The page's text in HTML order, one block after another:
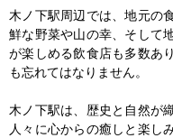
木ノ下駅周辺では、地元の
鮮な野菜や山の幸、そして
が楽しめる飲食店も多数あ
も忘れてはなりません。
木ノ下駅は、歴史と自然が
人々に心からの癒しと楽し